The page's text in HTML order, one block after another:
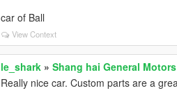
car of Ball
View Context
le_shark »Shang hai General
Really nice car. Custom parts are a